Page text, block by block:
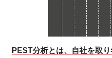
PEST分析とは、自社を取